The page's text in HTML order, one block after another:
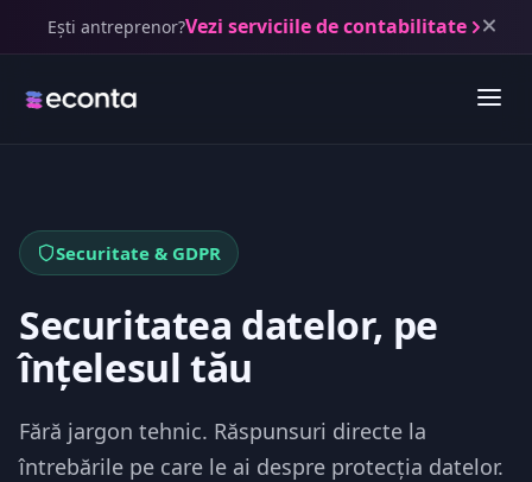
Ești antreprenor?Vezi serviciile de contabilitate
Securitate & GDPR
Securitatea datelor, pe
înțelesul tău
Fără jargon tehnic. Răspunsuri directe la
întrebările pe care le ai despre protecția datelor.